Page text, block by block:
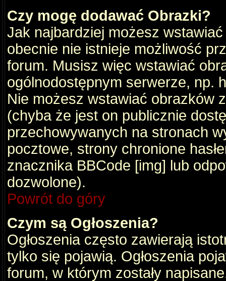
Czy mogę dodawać Obrazki?
Jak najbardziej możesz
obecnie nie istnieje możliwość
forum. Musisz więc wstawiać
ogólnodostępnym serwerze, np.
Nie możesz wstawiać obrazków
(chyba że jest on publicznie
przechowywanych na stronach
pocztowe, strony chronione
znacznika BBCode [img] lub
dozwolone).
Powrót do góry
Czym są Ogłoszenia?
Ogłoszenia często zawierają
tylko się pojawią. Ogłoszenia
forum, w którym zostały